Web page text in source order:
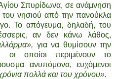
Σπυρίδωνα, σε ανάμνηση
νησιού από την πανούκλα
Το απόγευμα, δηλαδή, του
αν δεν κάνω λάθος,
για να θυμίσουν την
οι οποίοι περιμένουν το
ανυπόμονα, ευχόμενοι
πολλά και του χρόνου».